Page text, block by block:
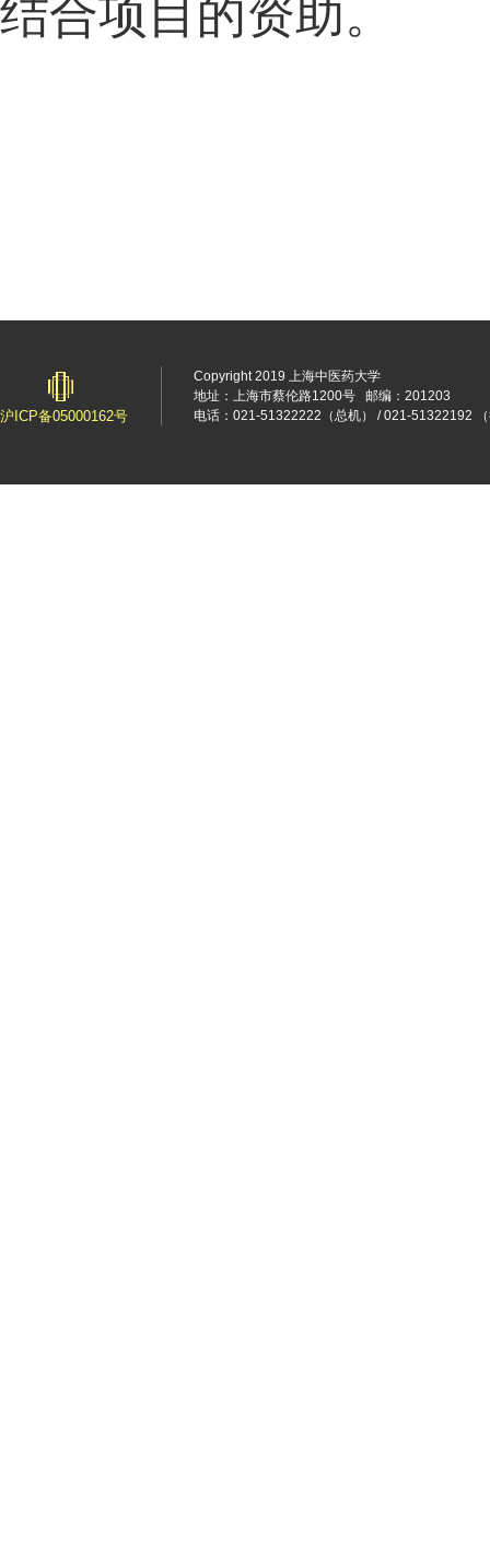
结合项目的资助。
沪ICP备05000162号
Copyright 2019 上海中医药大学
地址：上海市蔡伦路1200号
邮编：201203
电话：021-51322222（总机） / 021-51322192